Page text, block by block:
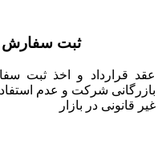
ثبت سفارش
عقد قرارداد و اخذ ثبت
بازرگانی شرکت و عدم
غیر قانونی در بازار